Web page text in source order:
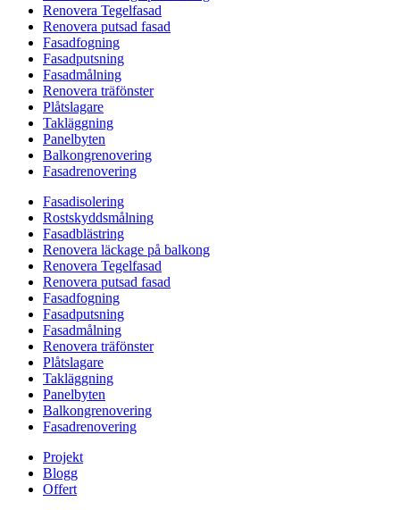
Renovera Tegelfasad
Renovera putsad fasad
Fasadfogning
Fasadputsning
Fasadmålning
Renovera träfönster
Plåtslagare
Takläggning
Panelbyten
Balkongrenovering
Fasadrenovering
Fasadisolering
Rostskyddsmålning
Fasadblästring
Renovera läckage på balkong
Renovera Tegelfasad
Renovera putsad fasad
Fasadfogning
Fasadputsning
Fasadmålning
Renovera träfönster
Plåtslagare
Takläggning
Panelbyten
Balkongrenovering
Fasadrenovering
Projekt
Blogg
Offert